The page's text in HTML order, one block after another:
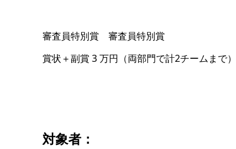
審査員特別賞 審査員特別賞
賞状＋副賞 3 万円（両部門で計2チームまで）
対象者：